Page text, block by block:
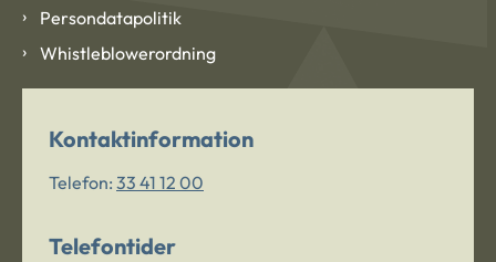
Persondatapolitik
Whistleblowerordning
Kontaktinformation
Telefon: 33 41 12 00
Telefontider